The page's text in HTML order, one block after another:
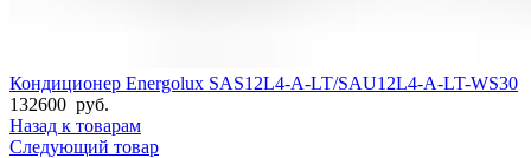
Кондиционер Energolux SAS12L4-A-LT/SAU12L4-A-LT-WS30
132600 руб.
Назад к товарам
Следующий товар